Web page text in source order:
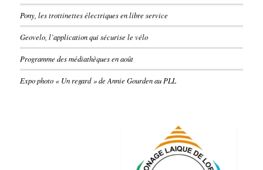
Pony, les trottinettes électriques en libre service
Geovelo, l’application qui sécurise le vélo
Programme des médiathèques en août
Expo photo « Un regard » de Annie Gourden au PLL